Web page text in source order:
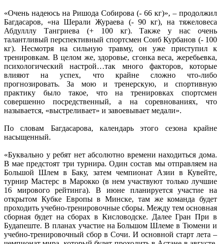
«Очень надеюсь на Ришода Собирова (- 66 кг)», – продолжил
Багдасаров, «на Шерали Жураева (- 90 кг), на тяжеловеса
Абдулллу Тангриева (+ 100 кг). Также у нас очень
талантливый перспективный спортсмен Соиб Курбанов (- 100
кг). Несмотря на сильную травму, он уже приступил к
тренировкам. В целом же, здоровье, сгонка веса, жеребьевка,
психологический настрой…так много факторов, которые
влияют на успех, что крайне сложно что-либо
прогнозировать. За мою и тренерскую, и спортивную
практику было такое, что на тренировках спортсмен
совершенно посредственный, а на соревнованиях, что
называется, «выстреливает» и завоевывает медали».
По словам Багдасарова, календарь этого сезона крайне
насыщенный.
«Буквально у ребят нет абсолютно времени находиться дома.
В мае предстоят три турнира. Один состав мы отправляем на
Большой Шлем в Баку, затем чемпионат Азии в Кувейте,
турнир Мастерс в Марокко (в нем участвуют только лучшие
16 мирового рейтинга). В июне планируется участие на
открытом Кубке Европы в Минске, там же команда будет
проходить учебно-тренировочные сборы. Между тем основная
сборная будет на сборах в Кисловодске. Далее Гран При в
Будапеште. В планах участие на Большом Шлеме в Тюмени и
учебно-тренировочный сбор в Сочи. И основной старт лета –